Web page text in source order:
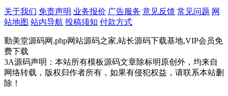
关于我们 免责声明 业务报价 广告服务 意见反馈 常见问题 网
站地图 站内导航 投稿须知 付款方式
勤美堂源码网,php网站源码之家,站长源码下载基地,VIP会员免
费下载
3A源码声明：本站所有模板源码文章除标明原创外，均来自
网络转载，版权归作者所有，如果有侵犯权益，请联系本站删
除！